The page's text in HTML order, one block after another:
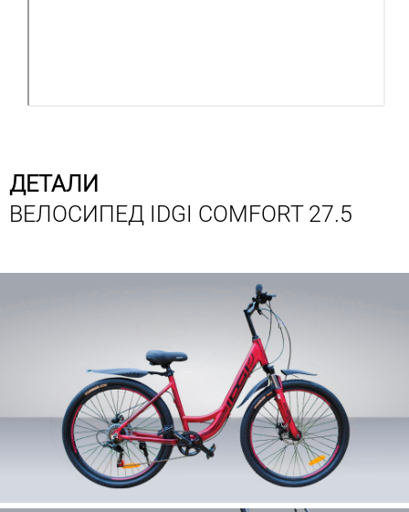
ДЕТАЛИ
ВЕЛОСИПЕД IDGI COMFORT 27.5